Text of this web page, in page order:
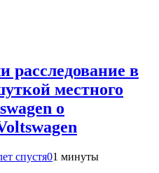
в
местного
о
спустя01 минуты